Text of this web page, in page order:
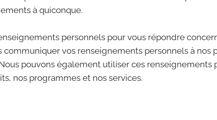
à quiconque.
personnels pour vous répondre
communiquer vos renseignements personnels à nos
pouvons également utiliser ces
nos programmes et nos services.